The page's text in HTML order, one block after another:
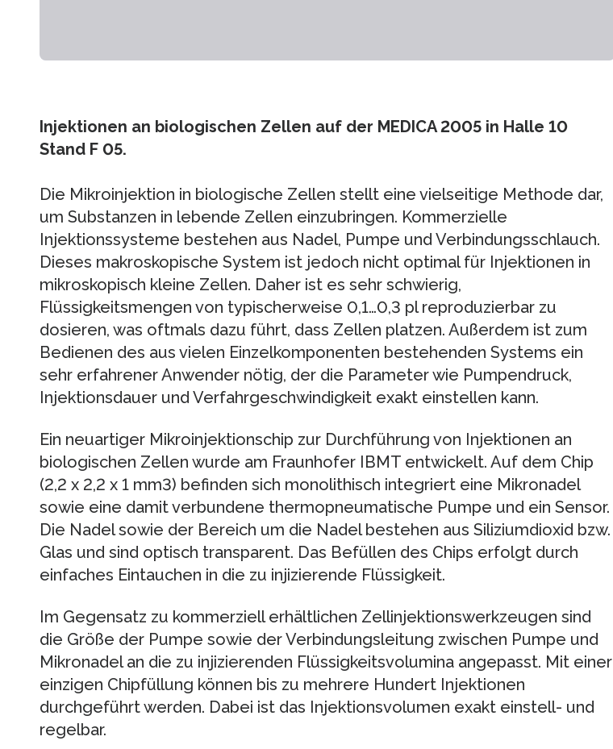
Injektionen an biologischen Zellen auf der MEDICA 2005 in Halle 10
Stand F 05.
Die Mikroinjektion in biologische Zellen stellt eine vielseitige Methode dar,
um Substanzen in lebende Zellen einzubringen. Kommerzielle
Injektionssysteme bestehen aus Nadel, Pumpe und Verbindungsschlauch.
Dieses makroskopische System ist jedoch nicht optimal für Injektionen in
mikroskopisch kleine Zellen. Daher ist es sehr schwierig,
Flüssigkeitsmengen von typischerweise 0,1…0,3 pl reproduzierbar zu
dosieren, was oftmals dazu führt, dass Zellen platzen. Außerdem ist zum
Bedienen des aus vielen Einzelkomponenten bestehenden Systems ein
sehr erfahrener Anwender nötig, der die Parameter wie Pumpendruck,
Injektionsdauer und Verfahrgeschwindigkeit exakt einstellen kann.
Ein neuartiger Mikroinjektionschip zur Durchführung von Injektionen an
biologischen Zellen wurde am Fraunhofer IBMT entwickelt. Auf dem Chip
(2,2 x 2,2 x 1 mm3) befinden sich monolithisch integriert eine Mikronadel
sowie eine damit verbundene thermopneumatische Pumpe und ein Sensor.
Die Nadel sowie der Bereich um die Nadel bestehen aus Siliziumdioxid bzw.
Glas und sind optisch transparent. Das Befüllen des Chips erfolgt durch
einfaches Eintauchen in die zu injizierende Flüssigkeit.
Im Gegensatz zu kommerziell erhältlichen Zellinjektionswerkzeugen sind
die Größe der Pumpe sowie der Verbindungsleitung zwischen Pumpe und
Mikronadel an die zu injizierenden Flüssigkeitsvolumina angepasst. Mit einer
einzigen Chipfüllung können bis zu mehrere Hundert Injektionen
durchgeführt werden. Dabei ist das Injektionsvolumen exakt einstell- und
regelbar.